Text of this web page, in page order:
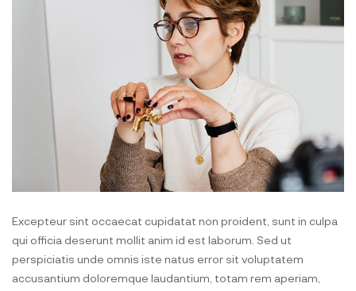
Excepteur sint occaecat cupidatat non proident, sunt in culpa
qui officia deserunt mollit anim id est laborum. Sed ut
perspiciatis unde omnis iste natus error sit voluptatem
accusantium doloremque laudantium, totam rem aperiam,